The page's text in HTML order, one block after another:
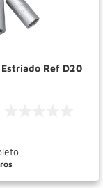
Ref D20
COMPRAR